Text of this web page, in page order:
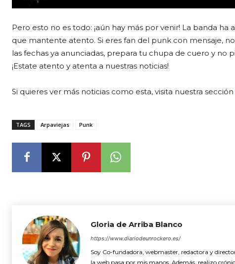
Pero esto no es todo: ¡aún hay más por venir! La banda
que mantente atento. Si eres fan del punk con mensaje,
las fechas ya anunciadas, prepara tu chupa de cuero y no
¡Estate atento y atenta a nuestras noticias!
Si quieres ver más noticias como esta, visita nuestra sección
TAGS Arpaviejas Punk
Gloria de Arriba Blanco
https://www.diariodeunrockero.es/
Soy Co-fundadora, webmaster, redactora y
la web pasa por mis manos. Además, realizo